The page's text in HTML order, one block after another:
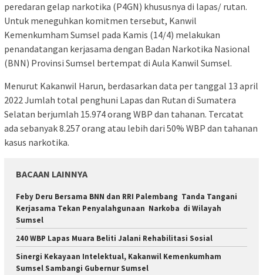
peredaran gelap narkotika (P4GN) khususnya di lapas/ rutan.
Untuk meneguhkan komitmen tersebut, Kanwil
Kemenkumham Sumsel pada Kamis (14/4) melakukan
penandatangan kerjasama dengan Badan Narkotika Nasional
(BNN) Provinsi Sumsel bertempat di Aula Kanwil Sumsel.
Menurut Kakanwil Harun, berdasarkan data per tanggal 13 april
2022 Jumlah total penghuni Lapas dan Rutan di Sumatera
Selatan berjumlah 15.974 orang WBP dan tahanan. Tercatat
ada sebanyak 8.257 orang atau lebih dari 50% WBP dan tahanan
kasus narkotika.
BACAAN LAINNYA
Feby Deru Bersama BNN dan RRI Palembang Tanda Tangani
Kerjasama Tekan Penyalahgunaan Narkoba di Wilayah
Sumsel
240 WBP Lapas Muara Beliti Jalani Rehabilitasi Sosial
Sinergi Kekayaan Intelektual, Kakanwil Kemenkumham
Sumsel Sambangi Gubernur Sumsel